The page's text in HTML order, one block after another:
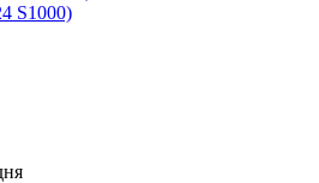
S1000)